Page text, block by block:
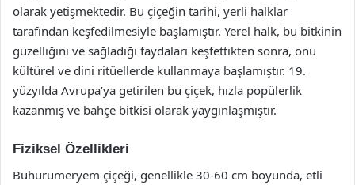
olarak yetişmektedir. Bu çiçeğin tarihi, yerli halklar
tarafından keşfedilmesiyle başlamıştır. Yerel halk, bu bitkinin
güzelliğini ve sağladığı faydaları keşfettikten sonra, onu
kültürel ve dini ritüellerde kullanmaya başlamıştır. 19.
yüzyılda Avrupa’ya getirilen bu çiçek, hızla popülerlik
kazanmış ve bahçe bitkisi olarak yaygınlaşmıştır.
Fiziksel Özellikleri
Buhurumeryem çiçeği, genellikle 30-60 cm boyunda, etli